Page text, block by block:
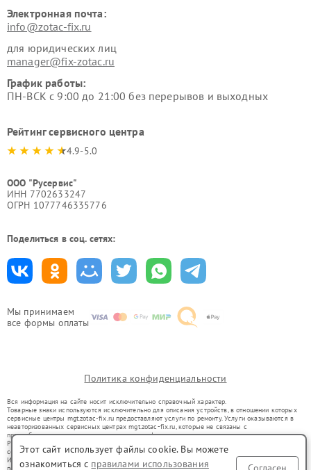
Мы принимаем
все формы оплаты
Электронная почта:
info@zotac-fix.ru
для юридических лиц
manager@fix-zotac.ru
График работы:
ПН-ВСК с 9:00 до 21:00 без перерывов и выходных
Рейтинг сервисного центра
4.9-5.0
ООО "Русервис"
ИНН 7702633247
ОГРН 1077746335776
Поделиться в соц. сетях:
Политика конфиденциальности
Вся информация на сайте носит исключительно справочный характер.
Товарные знаки используются исключительно для описания устройств, в отношении которых
сервисные центры mgt.zotac-fix.ru предоставляют услуги по ремонту. Услуги оказываются в
неавторизованных сервисных центрах mgt.zotac-fix.ru, которые не связаны с
правообладателями товарных знаков или их официальными представителями.
Ремонт осуществляется для устройств, уже введенных в гражданский оборот в соответствии
со статьей 1487 ГК РФ.
Использование товарных знаков не преследует цели индивидуализации услуг или введения
Этот сайт использует файлы cookie. Вы можете
ознакомиться с правилами использования